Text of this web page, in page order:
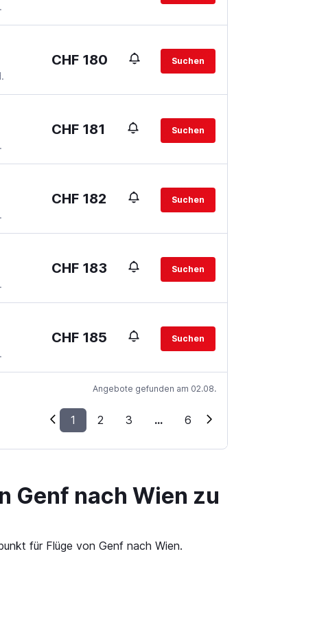
CHF 180 Suchen
CHF 181 Suchen
CHF 182 Suchen
CHF 183 Suchen
CHF 185 Suchen
Angebote gefunden am 02.08.
1 2 3 ... 6
Genf nach Wien zu
für Flüge von Genf nach Wien.